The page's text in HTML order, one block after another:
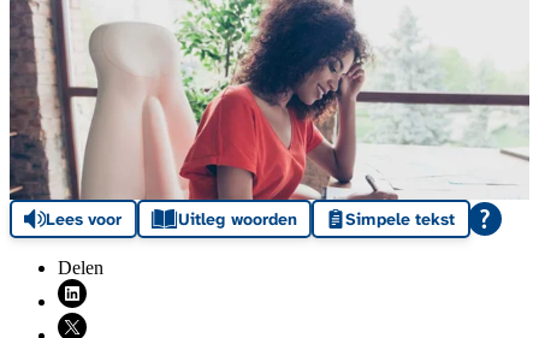
Lees voor Uitleg woorden Simpele tekst
Delen
Deel via LinkedIn (opent nieuw venster)
Deel via X (opent nieuw venster)